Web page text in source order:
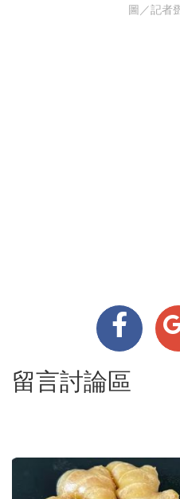
圖／記者
留言討論區